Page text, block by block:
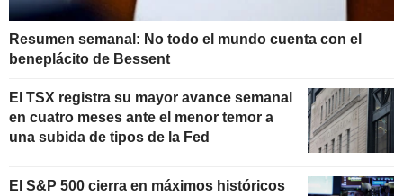
Resumen semanal: No todo el mundo cuenta con el
beneplácito de Bessent
El TSX registra su mayor avance semanal
en cuatro meses ante el menor temor a
una subida de tipos de la Fed
El S&P 500 cierra en máximos históricos